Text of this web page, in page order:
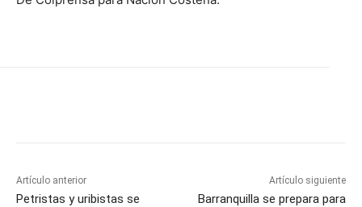
Artículo anterior
Petristas y uribistas se
Artículo siguiente
Barranquilla se prepara para